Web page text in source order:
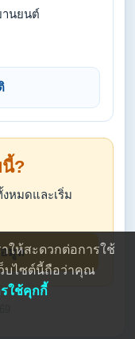
านยนต์
นี้?
หมดและเริ่ม
มูล
ให้สะดวกต่อการใช้
บไซต์นี้ถือว่าคุณ
ใช้คุกกี้